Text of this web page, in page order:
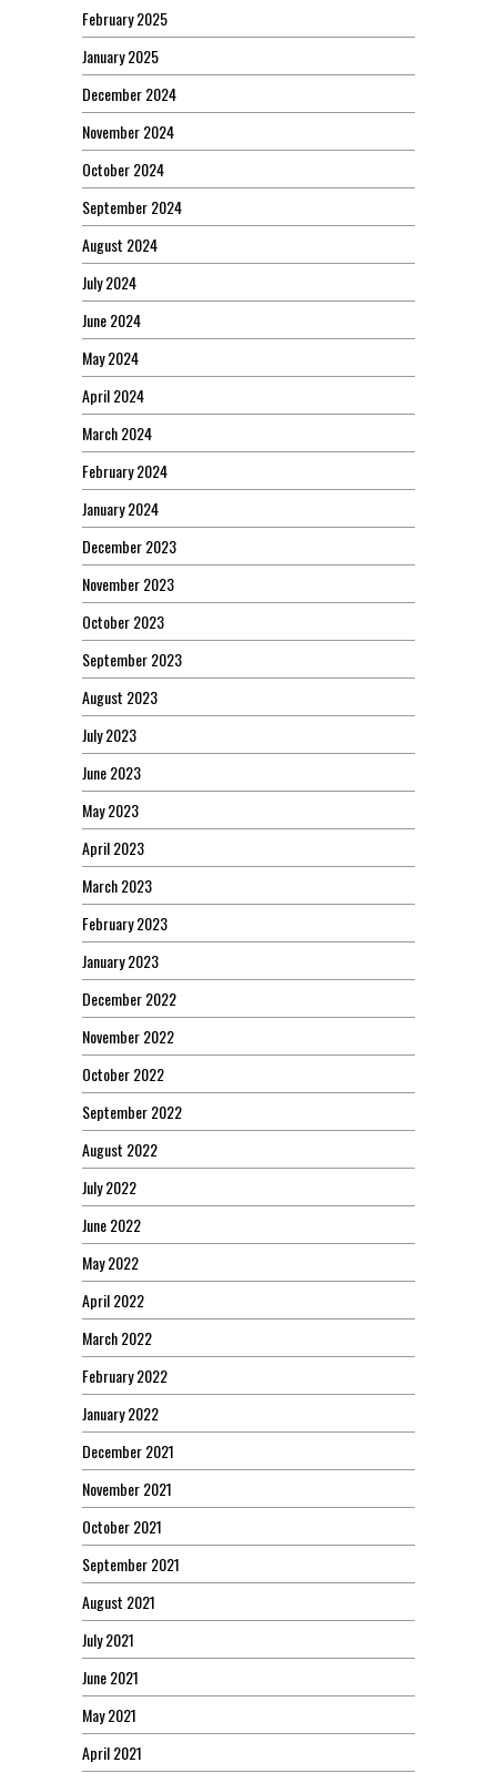
February 2025
January 2025
December 2024
November 2024
October 2024
September 2024
August 2024
July 2024
June 2024
May 2024
April 2024
March 2024
February 2024
January 2024
December 2023
November 2023
October 2023
September 2023
August 2023
July 2023
June 2023
May 2023
April 2023
March 2023
February 2023
January 2023
December 2022
November 2022
October 2022
September 2022
August 2022
July 2022
June 2022
May 2022
April 2022
March 2022
February 2022
January 2022
December 2021
November 2021
October 2021
September 2021
August 2021
July 2021
June 2021
May 2021
April 2021